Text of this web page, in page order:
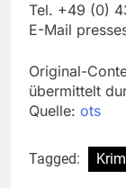
Tel. +49 (0)
E-Mail
Original-
übermittelt
Quelle: ots
Tagged: